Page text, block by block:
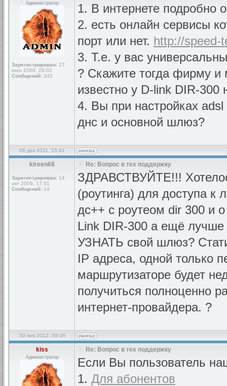
Администратор
Зарегистрирован: 17
июн 2009, 20:02
Сообщений: 342
1. В интернете подробно
2. есть онлайн сервисы
порт или нет. http://speed-
3. Т.е. у вас
? Скажите тогда фирму и
известно у D-link DIR-300
4. Вы при настройках
днс и основной шлюз?
06 дек 2011, 15:41
kireen68
Зарегистрирован: 14
окт 2009, 17:51
Сообщений: 14
Re: Вопрос в тех поддержку
ЗДРАВСТВУЙТЕ!!!
(роутинга) для доступа
дс++ с роутеом dir 300 и
Link DIR-300 а ещё
УЗНАТЬ свой шлюз?
IP адреса, одной только
маршрутизаторе будет
получиться полноценно
интернет-провайдера. ?
30 янв 2012, 09:38
kiss
Администратор
Re: Вопрос в тех поддержку
Если Вы пользователь
1. Для абонентов